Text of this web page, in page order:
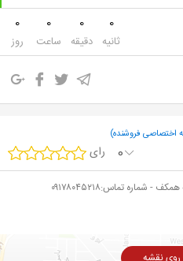
0
روز
0
ساعت
0
دقیقه
0
ثانیه
اختصاصی فروشنده)
رای 0
شماره تماس:۰۹۱۷۸۰۴۵۲۱۸